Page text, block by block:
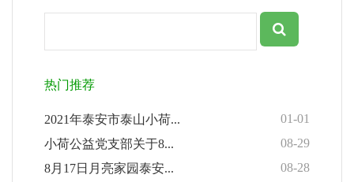
热门推荐
2021年泰安市泰山小荷...
01-01
小荷公益党支部关于8...
08-29
8月17日月亮家园泰安...
08-28